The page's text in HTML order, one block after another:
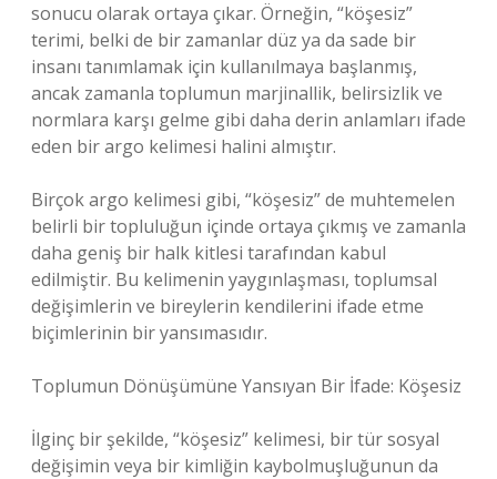
sonucu olarak ortaya çıkar. Örneğin, “köşesiz”
terimi, belki de bir zamanlar düz ya da sade bir
insanı tanımlamak için kullanılmaya başlanmış,
ancak zamanla toplumun marjinallik, belirsizlik ve
normlara karşı gelme gibi daha derin anlamları ifade
eden bir argo kelimesi halini almıştır.
Birçok argo kelimesi gibi, “köşesiz” de muhtemelen
belirli bir topluluğun içinde ortaya çıkmış ve zamanla
daha geniş bir halk kitlesi tarafından kabul
edilmiştir. Bu kelimenin yaygınlaşması, toplumsal
değişimlerin ve bireylerin kendilerini ifade etme
biçimlerinin bir yansımasıdır.
Toplumun Dönüşümüne Yansıyan Bir İfade: Köşesiz
İlginç bir şekilde, “köşesiz” kelimesi, bir tür sosyal
değişimin veya bir kimliğin kaybolmuşluğunun da